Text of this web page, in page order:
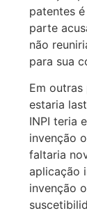
patentes
parte
não
para sua
Em
estaria
INPI teria
invenção
faltaria
aplicação
invenção